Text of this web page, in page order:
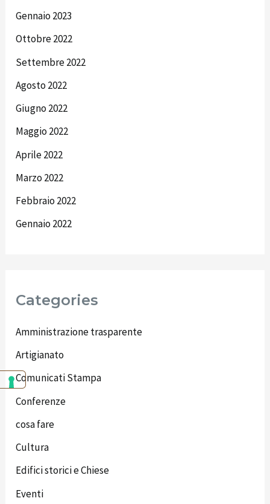
Gennaio 2023
Ottobre 2022
Settembre 2022
Agosto 2022
Giugno 2022
Maggio 2022
Aprile 2022
Marzo 2022
Febbraio 2022
Gennaio 2022
Categories
Amministrazione trasparente
Artigianato
Comunicati Stampa
Conferenze
cosa fare
Cultura
Edifici storici e Chiese
Eventi